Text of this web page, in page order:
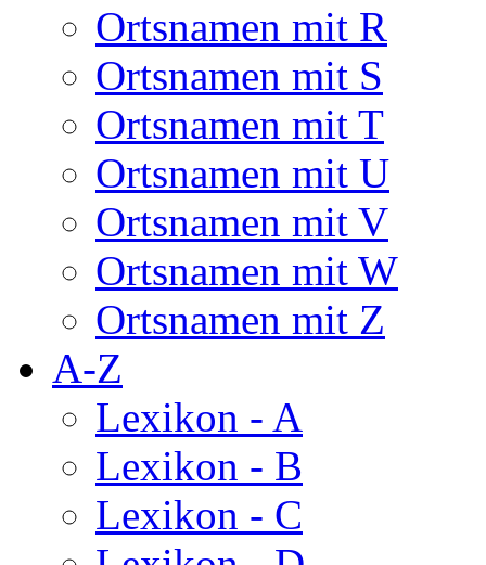
Ortsnamen mit R
Ortsnamen mit S
Ortsnamen mit T
Ortsnamen mit U
Ortsnamen mit V
Ortsnamen mit W
Ortsnamen mit Z
A-Z
Lexikon - A
Lexikon - B
Lexikon - C